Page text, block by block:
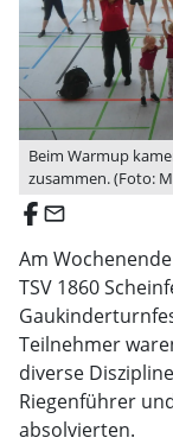
Beim Warmup
zusammen. (Foto:
email
Am
TSV 1860
Teilnehmer
diverse
Riegenführer
absolvierten.